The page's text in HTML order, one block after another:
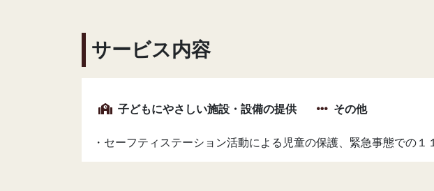
サービス内容
子どもにやさしい施設・設備の提供 その他
・セーフティステーション活動による児童の保護、緊急事態での